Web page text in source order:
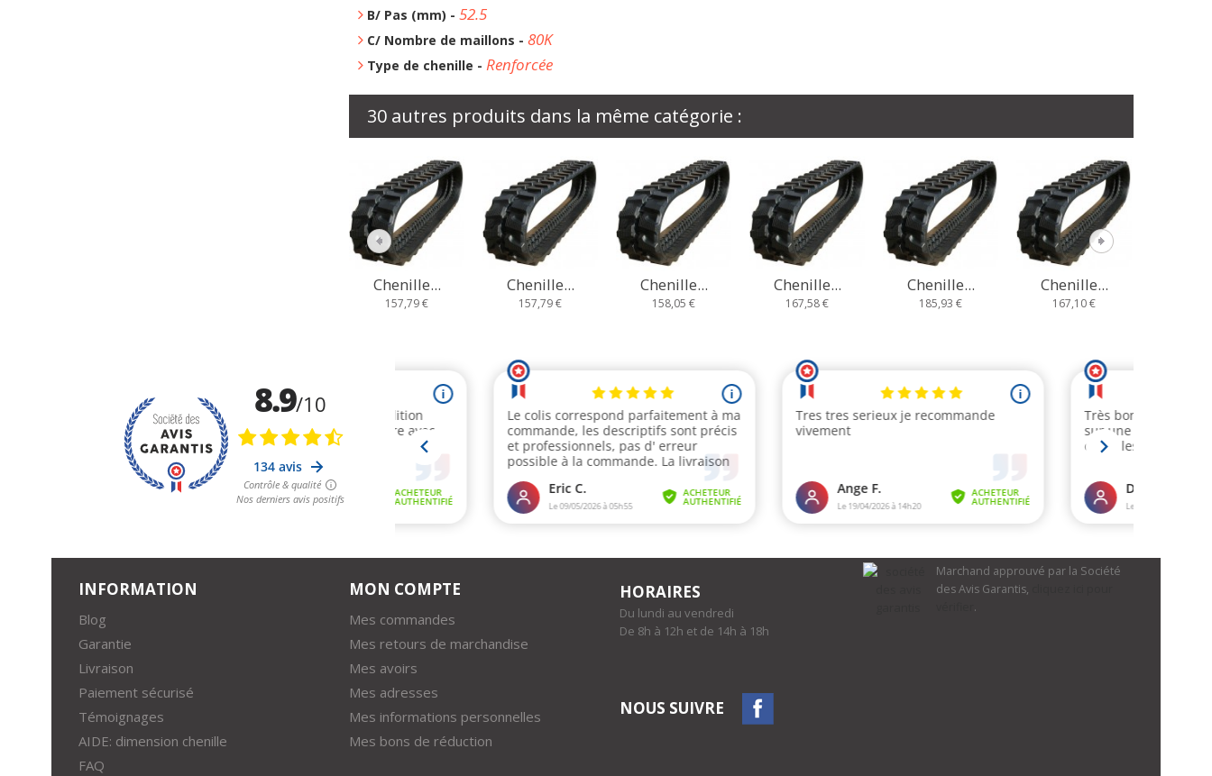
B/ Pas (mm) - 52.5
C/ Nombre de maillons - 80K
Type de chenille - Renforcée
30 autres produits dans la même catégorie :
Chenille...
157,79 €
Chenille...
158,05 €
Chenille...
167,58 €
Chenille...
185,93 €
Chenille...
167,10 €
Chenille...
235,67 €
INFORMATION
Blog
Garantie
Livraison
Paiement sécurisé
Témoignages
AIDE: dimension chenille
FAQ
MON COMPTE
Mes commandes
Mes retours de marchandise
Mes avoirs
Mes adresses
Mes informations personnelles
Mes bons de réduction
NOUS SUIVRE
HORAIRES
Du lundi au vendredi
De 8h à 12h et de 14h à 18h
Marchand approuvé par la Société
des Avis Garantis,
.